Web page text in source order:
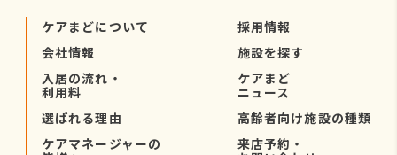
ケアまどについて
会社情報
入居の流れ・
利用料
選ばれる理由
ケアマネージャーの
採用情報
施設を探す
ケアまど
ニュース
高齢者向け施設の種類
来店予約・